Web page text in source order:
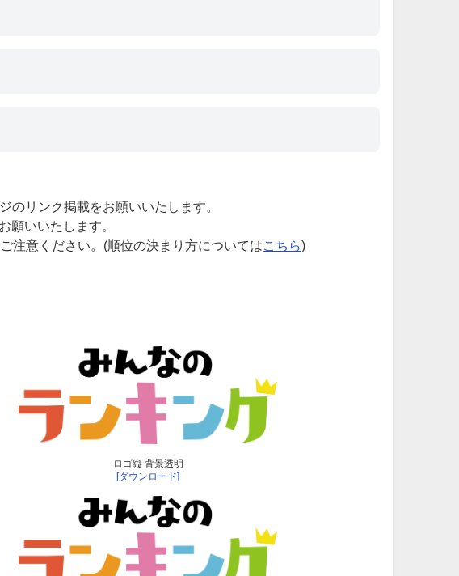
リンク掲載をお願いいたします。
願いいたします。
注意ください。(順位の決まり方についてはこちら)
ロゴ縦 背景透明
[ダウンロード]